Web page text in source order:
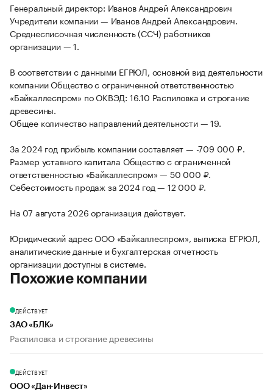
Генеральный директор: Иванов Андрей Александрович
Учредители компании — Иванов Андрей Александрович.
Среднесписочная численность (ССЧ) работников
организации — 1.
В соответствии с данными ЕГРЮЛ, основной вид деятельности
компании Общество с ограниченной ответственностью
«Байкаллеспром» по ОКВЭД: 16.10 Распиловка и строгание
древесины.
Общее количество направлений деятельности — 19.
За 2024 год прибыль компании составляет — -709 000 ₽.
Размер уставного капитала Общество с ограниченной
ответственностью «Байкаллеспром» — 50 000 ₽.
Себестоимость продаж за 2024 год — 12 000 ₽.
На 07 августа 2026 организация действует.
Юридический адрес ООО «Байкаллеспром», выписка ЕГРЮЛ,
аналитические данные и бухгалтерская отчетность
организации доступны в системе.
Похожие компании
ДЕЙСТВУЕТ
ЗАО «БЛК»
Распиловка и строгание древесины
ДЕЙСТВУЕТ
ООО «Дан-Инвест»